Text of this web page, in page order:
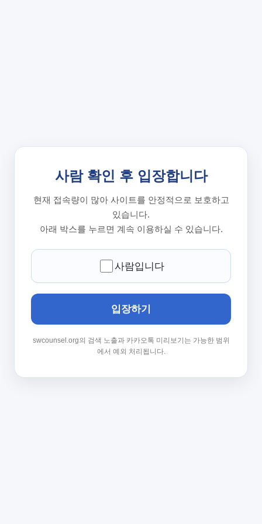
사람 확인 후 입장합니다
현재 접속량이 많아 사이트를 안정적으로 보호하고
있습니다.
아래 박스를 누르면 계속 이용하실 수 있습니다.
사람입니다
입장하기
swcounsel.org의 검색 노출과 카카오톡 미리보기는 가능한 범위
에서 예외 처리됩니다.